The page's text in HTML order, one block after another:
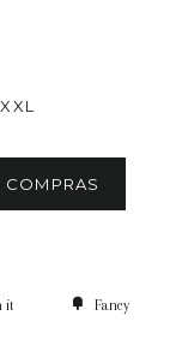
XXL
it Fancy